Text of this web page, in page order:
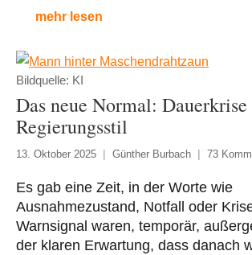
mehr lesen
Bildquelle: KI
Das neue Normal: Dauerkrise
Regierungsstil
13. Oktober 2025 Günther Burbach 73
Es gab eine Zeit, in der Worte wie
Ausnahmezustand, Notfall oder
Warnsignal waren, temporär,
der klaren Erwartung, dass danach